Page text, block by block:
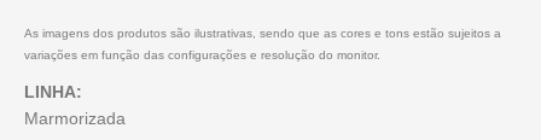
As imagens dos produtos são ilustrativas, sendo que as cores e tons estão sujeitos a
variações em função das configurações e resolução do monitor.
LINHA:
Marmorizada